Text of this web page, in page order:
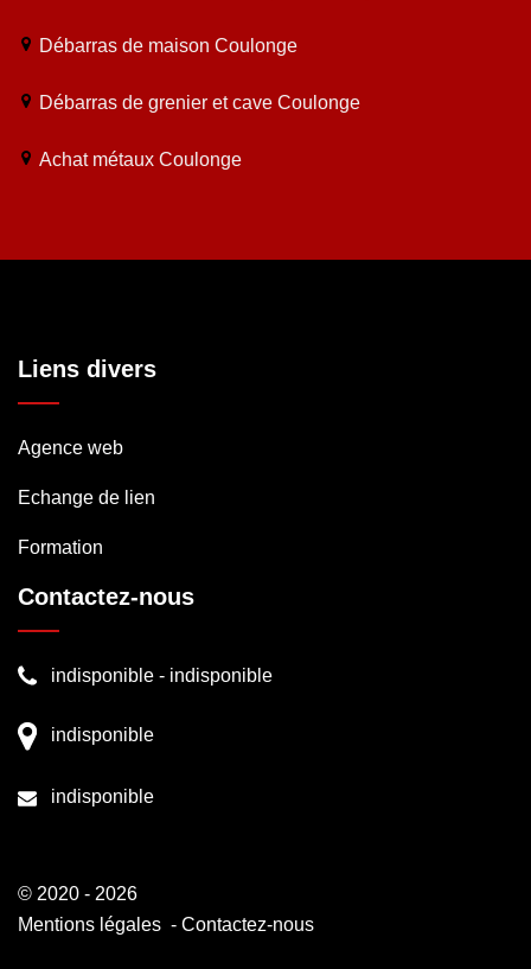
Débarras de maison Coulonge
Débarras de grenier et cave Coulonge
Achat métaux Coulonge
Liens divers
Agence web
Echange de lien
Formation
Contactez-nous
indisponible - indisponible
indisponible
indisponible
© 2020 - 2026
Mentions légales - Contactez-nous